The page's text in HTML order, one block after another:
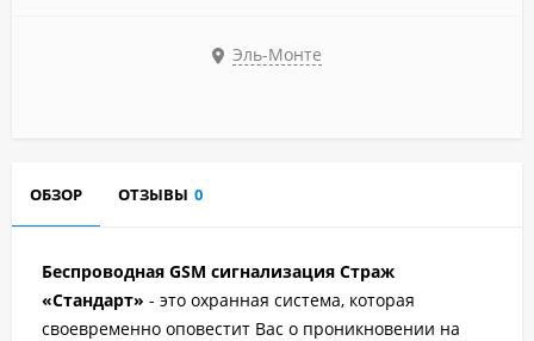
Эль-Монте
ОБЗОР ОТЗЫВЫ 0
Беспроводная GSM сигнализация Страж
«Стандарт» - это охранная система, которая
своевременно оповестит Вас о проникновении на